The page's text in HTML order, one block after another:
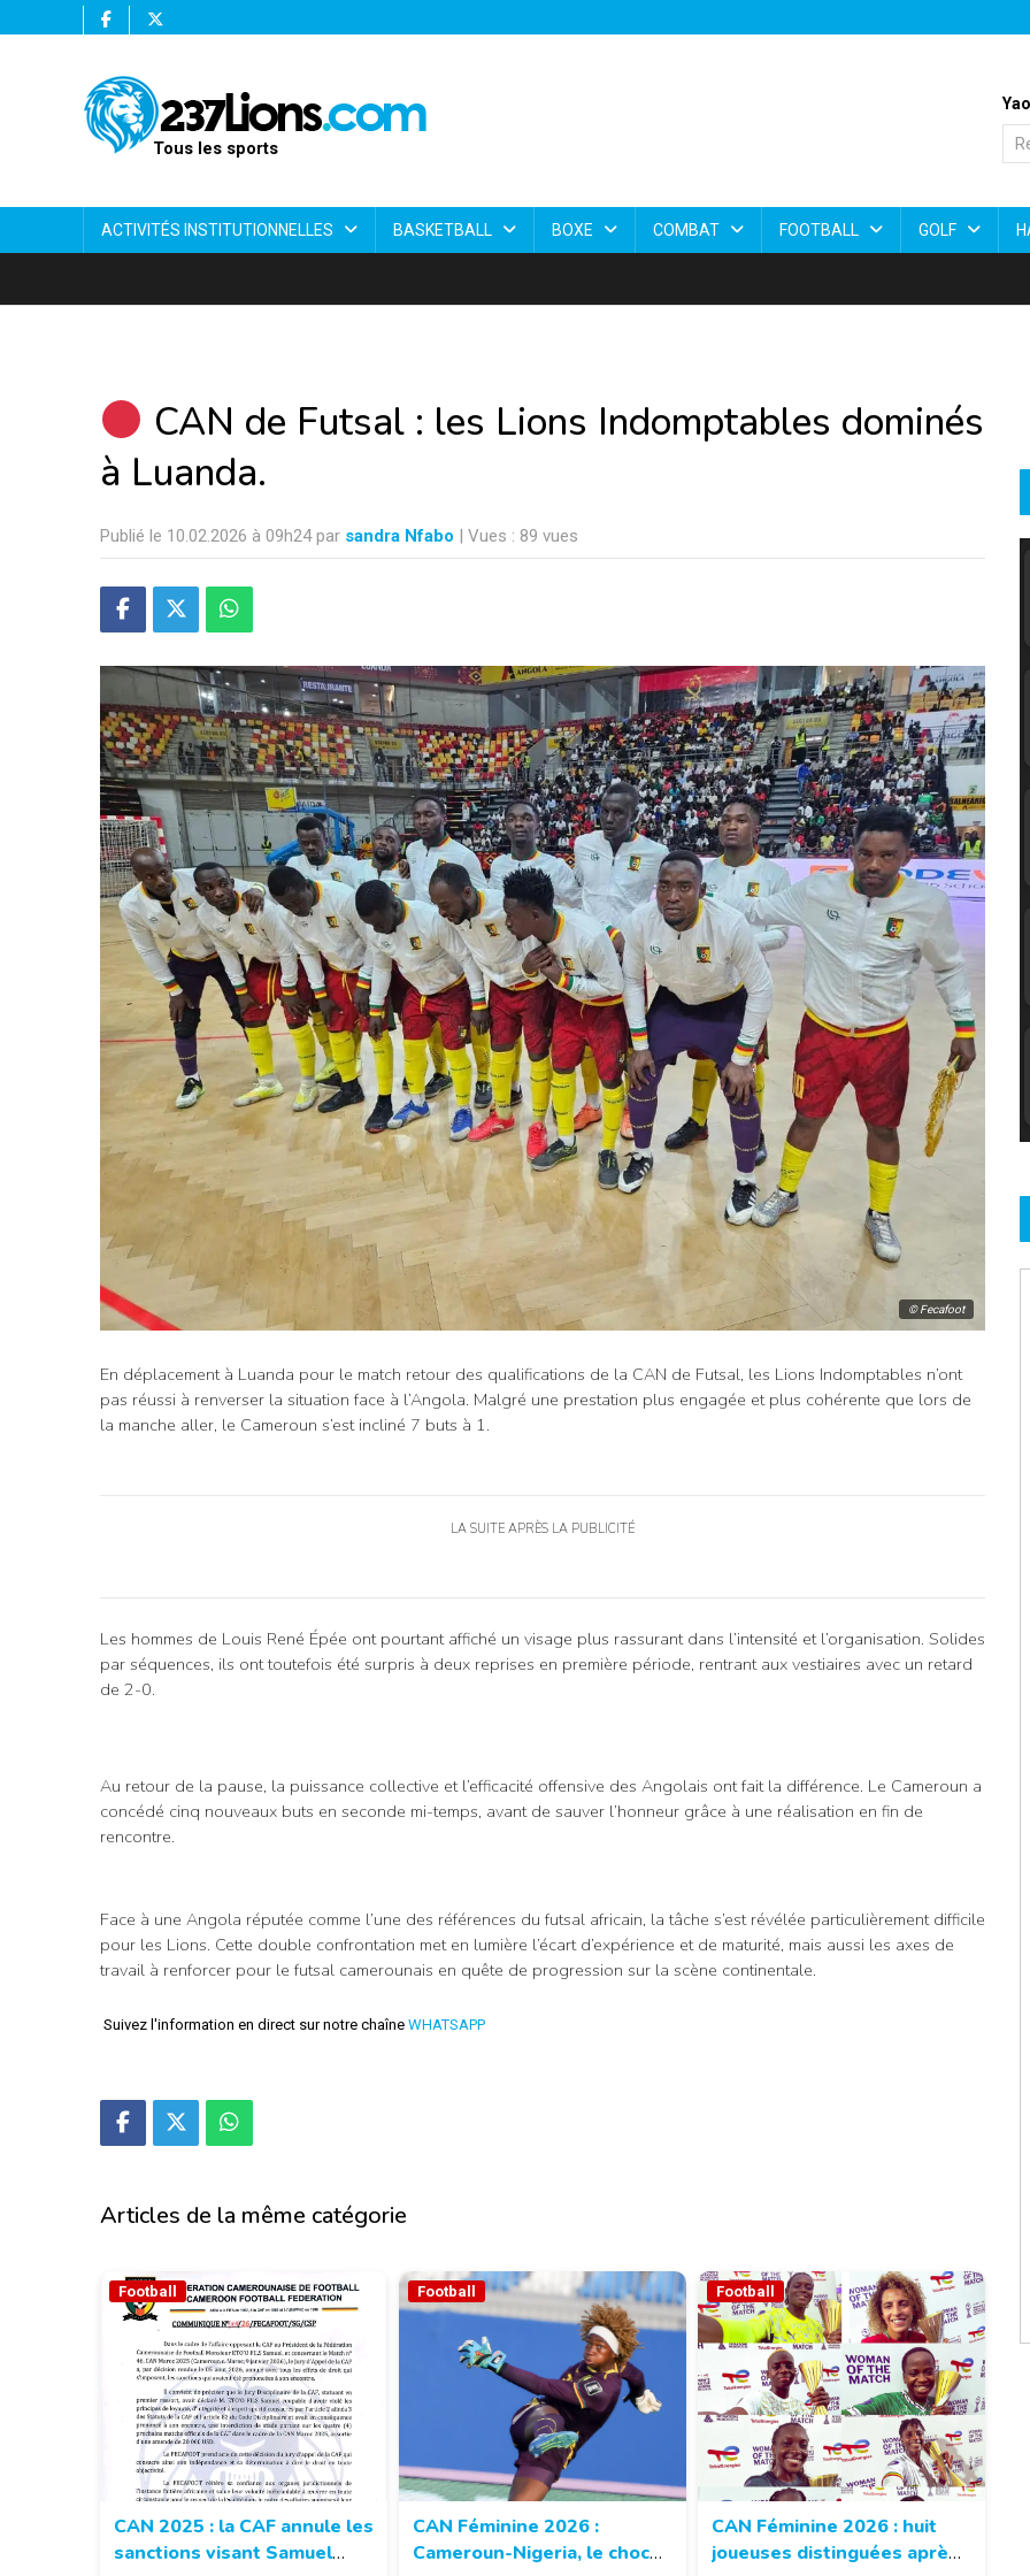
Tous les sports
ACTIVITÉS INSTITUTIONNELLES BASKETBALL BOXE COMBAT FOOTBALL GOLF
CAN de Futsal : les Lions Indomptables dominés
à Luanda.
Publié le 10.02.2026 à 09h24 par sandra Nfabo | Vues : 89 vues
© Fecafoot
En déplacement à Luanda pour le match retour des qualifications de la CAN de Futsal, les Lions Indomptables n’ont
pas réussi à renverser la situation face à l’Angola. Malgré une prestation plus engagée et plus cohérente que lors de
la manche aller, le Cameroun s’est incliné 7 buts à 1.
LA SUITE APRÈS LA PUBLICITÉ
Les hommes de Louis René Épée ont pourtant affiché un visage plus rassurant dans l’intensité et l’organisation. Solides
par séquences, ils ont toutefois été surpris à deux reprises en première période, rentrant aux vestiaires avec un retard
de 2-0.
Au retour de la pause, la puissance collective et l’efficacité offensive des Angolais ont fait la différence. Le Cameroun a
concédé cinq nouveaux buts en seconde mi-temps, avant de sauver l’honneur grâce à une réalisation en fin de
rencontre.
Face à une Angola réputée comme l’une des références du futsal africain, la tâche s’est révélée particulièrement difficile
pour les Lions. Cette double confrontation met en lumière l’écart d’expérience et de maturité, mais aussi les axes de
travail à renforcer pour le futsal camerounais en quête de progression sur la scène continentale.
Suivez l'information en direct sur notre chaîne WHATSAPP
Articles de la même catégorie
Football
CAN 2025 : la CAF annule les
sanctions visant Samuel
Football
CAN Féminine 2026 :
Cameroun-Nigeria, le choc
Football
CAN Féminine 2026 : huit
joueuses distinguées après